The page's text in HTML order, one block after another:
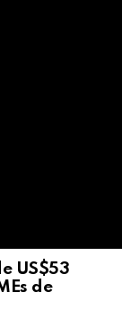
US$53
de